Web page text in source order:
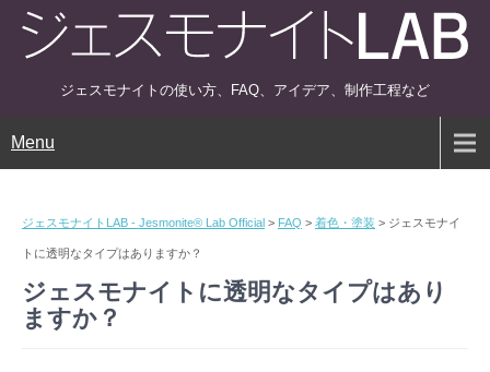
ジェスモナイトの使い方、FAQ、アイデア、制作工程など
Menu
ジェスモナイトLAB - Jesmonite® Lab Official > FAQ > 着色・塗装 > ジェスモナイ
トに透明なタイプはありますか？
ジェスモナイトに透明なタイプはあり
ますか？